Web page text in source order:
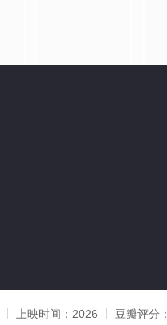
上映时间： 2026 豆瓣评分：